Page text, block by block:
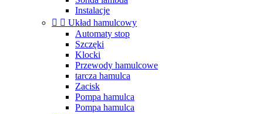
Instalacje
  Układ hamulcowy
Automaty stop
Szczęki
Klocki
Przewody hamulcowe
tarcza hamulca
Zacisk
Pompa hamulca
Pompa hamulca